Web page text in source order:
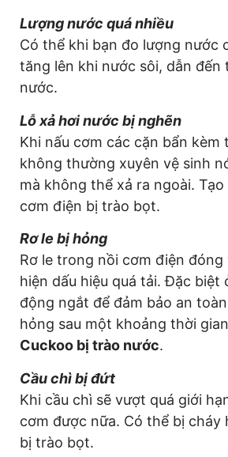
Lượng nước quá nhiều
Có thể khi bạn đo lượng nước
tăng lên khi nước sôi, dẫn
nước.
Lỗ xả hơi nước bị nghẽn
Khi nấu cơm các cặn bẩn
không thường xuyên vệ sinh
mà không thể xả ra ngoài.
cơm điện bị trào bọt.
Rơ le bị hỏng
Rơ le trong nồi cơm điện
hiện dấu hiệu quá tải. Đặc
động ngắt để đảm bảo an
hỏng sau một khoảng thời
Cuckoo bị trào nước.
Cầu chì bị đứt
Khi cầu chì sẽ vượt quá giới
cơm được nữa. Có thể bị
bị trào bọt.